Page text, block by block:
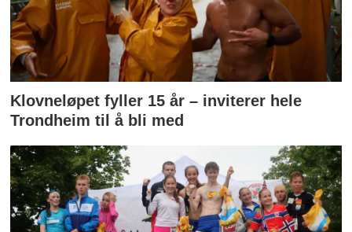
Klovneløpet fyller 15 år – inviterer hele
Trondheim til å bli med